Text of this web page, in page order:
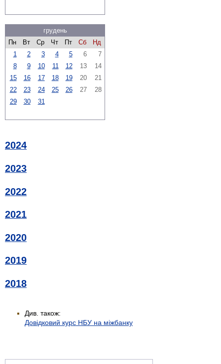
грудень
Пн
Вт Ср Чт Пт Сб
Нд
1
2 3 4 5 6
7
8
9 10 11 12 13
14
15
16 17 18 19 20
21
22
23 24 25 26 27
28
29
30 31
2024
2023
2022
2021
2020
2019
2018
Див. також:
Довідковий курс НБУ на міжбанку